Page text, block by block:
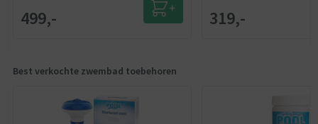
499,- 319,-
Best verkochte zwembad toebehoren